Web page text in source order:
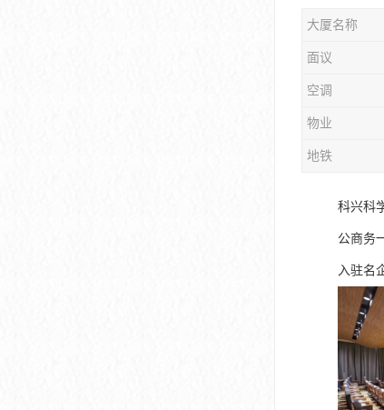
大厦名称
面议
空调
物业
地铁
科兴科
公商务
入驻名